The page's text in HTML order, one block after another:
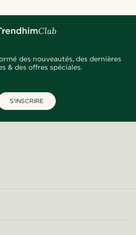
des nouveautés, des dernières
& des offres spéciales.
S'INSCRIRE